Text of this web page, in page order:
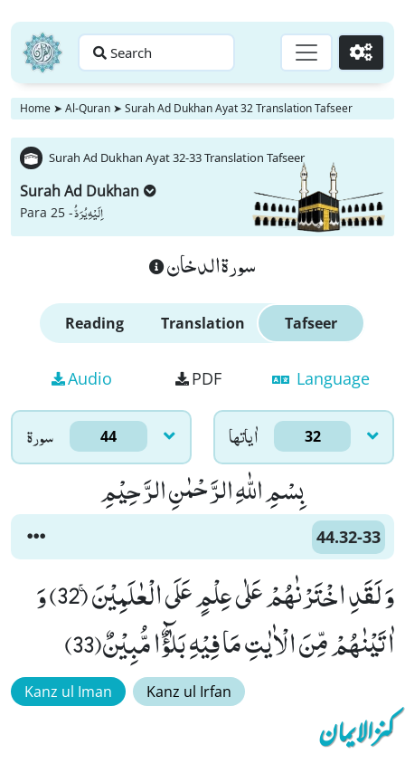
Search Go
Home ➤ Al-Quran ➤ Surah Ad Dukhan Ayat 32 Translation Tafseer
Surah Ad Dukhan Ayat 32-33 Translation Tafseer
Surah Ad Dukhan
Para 25 -اِلَیْهِ یُرَدُّ
سورة الدخان
Reading Translation Tafseer
Audio PDF Language
سورۃ 44 اٰياتها 32
بِسْمِ اللّٰهِ الرَّحْمٰنِ الرَّحِیْمِ
44.32-33
وَ لَقَدِ اخْتَرْنٰهُمْ عَلٰى عِلْمٍ عَلَى الْعٰلَمِیْنَۚ (32) وَ
اٰتَیْنٰهُمْ مِّنَ الْاٰیٰتِ مَا فِیْهِ بَلٰٓؤٌا مُّبِیْنٌ(33)
Kanz ul Iman Kanz ul Irfan
کنزالایمان